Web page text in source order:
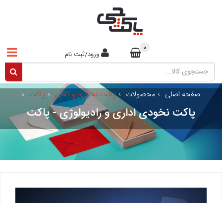
ورود/ثبت نام
0
صفحه اصلی › محصولات › پاکت نخودی و کاهی › پاکت ›
پاکت نخودی اداری و رادیولوژی - پاکت